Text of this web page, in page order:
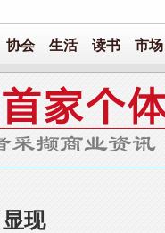
协会 生活 读书 市场
现